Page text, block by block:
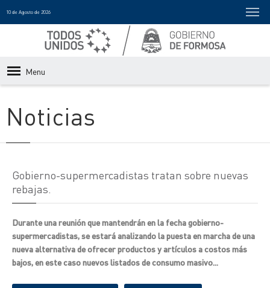
10 de Agosto de 2026
Menu
Noticias
Gobierno-supermercadistas tratan sobre nuevas
rebajas.
Durante una reunión que mantendrán en la fecha gobierno-
supermercadistas, se estará analizando la puesta en marcha de una
nueva alternativa de ofrecer productos y artículos a costos más
bajos, en este caso nuevos listados de consumo masivo...